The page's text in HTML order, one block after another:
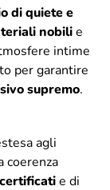
di quiete e
nobilie
intime
per garantire
supremo.
agli
coerenza
certificatie di